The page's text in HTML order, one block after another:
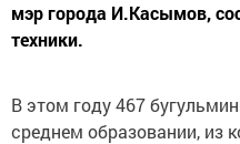
мэр города И.Касымов,
техники.
В этом году 467
среднем образовании, из